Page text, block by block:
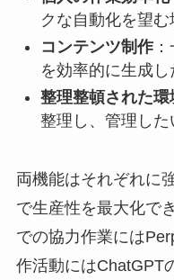
クな自動化を望む
コンテンツ制作：
を効率的に生成し
整理整頓された環
整理し、管理した
両機能はそれぞれに
で生産性を最大化で
での協力作業には
作活動にはChatGPT